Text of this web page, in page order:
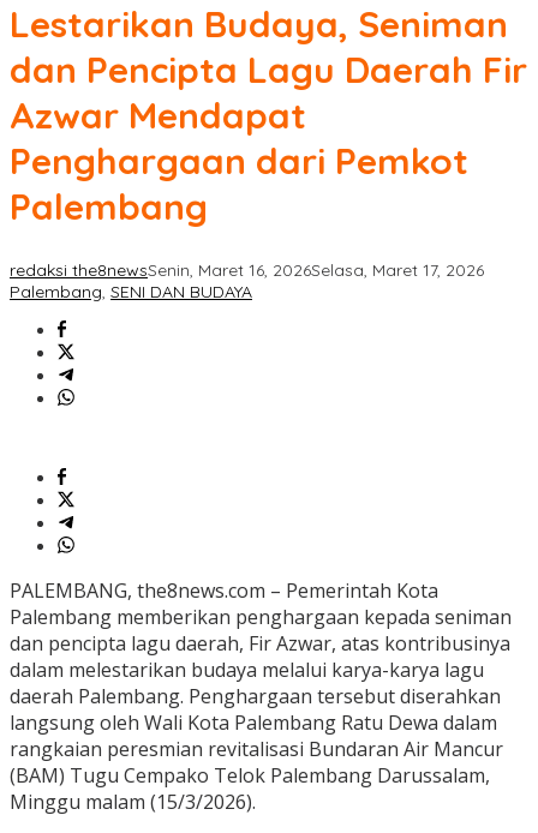
Lestarikan Budaya, Seniman
dan Pencipta Lagu Daerah Fir
Azwar Mendapat
Penghargaan dari Pemkot
Palembang
redaksi the8newsSenin, Maret 16, 2026Selasa, Maret 17, 2026
Palembang, SENI DAN BUDAYA
PALEMBANG, the8news.com – Pemerintah Kota
Palembang memberikan penghargaan kepada seniman
dan pencipta lagu daerah, Fir Azwar, atas kontribusinya
dalam melestarikan budaya melalui karya-karya lagu
daerah Palembang. Penghargaan tersebut diserahkan
langsung oleh Wali Kota Palembang Ratu Dewa dalam
rangkaian peresmian revitalisasi Bundaran Air Mancur
(BAM) Tugu Cempako Telok Palembang Darussalam,
Minggu malam (15/3/2026).